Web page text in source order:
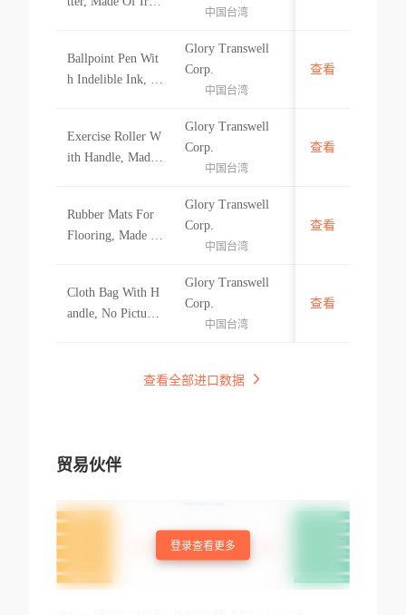
0% New
中国台湾
Ballpoint Pen Wit
h Indelible Ink, Pl
Brand. 100% New
Glory Transwell
Corp.
中国台湾
-
查看
Exercise Roller W
ith Handle, Made
ao Brand. 100% N
ew
Glory Transwell
Corp.
中国台湾
-
查看
Rubber Mats For
Flooring, Made Fr
x0.2cm, Chanchao
Brand. 100% New
Glory Transwell
Corp.
中国台湾
-
查看
Cloth Bag With H
andle, No Picture,
hao Brand. 100%
Glory Transwell
Corp.
中国台湾
-
查看
查看全部进口数据
贸易伙伴
登录查看更多